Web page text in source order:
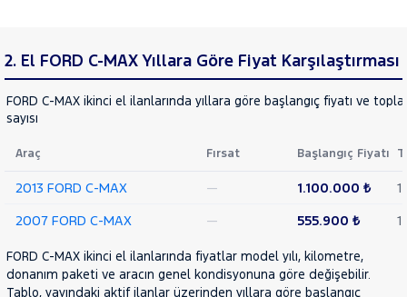
E
F
FIESTA
KUGA
MONDEO
Mach-E
Puma-
E
RANGER
Tipi
Türü
Kampanya
ve
Fırsatlar
Boya
Parça
İlan
2. El FORD C-MAX Yıllara Göre Fiyat Karşılaştırması
FORD C-MAX ikinci el ilanlarında yıllara göre başlangıç fiyatı ve
sayısı
Araç Fırsat Başlangıç Fiyatı
2013 FORD C-MAX — 1.100.000 ₺
1
2007 FORD C-MAX
— 555.900 ₺ 1
FORD C-MAX ikinci el ilanlarında fiyatlar model yılı, kilometre,
donanım paketi ve aracın genel kondisyonuna göre değişebilir.
Tablo, yayındaki aktif ilanlar üzerinden yıllara göre başlangıç